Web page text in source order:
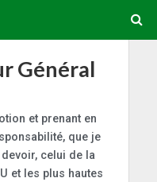
Général
et prenant en
que je
devoir, celui de la
et les plus hautes